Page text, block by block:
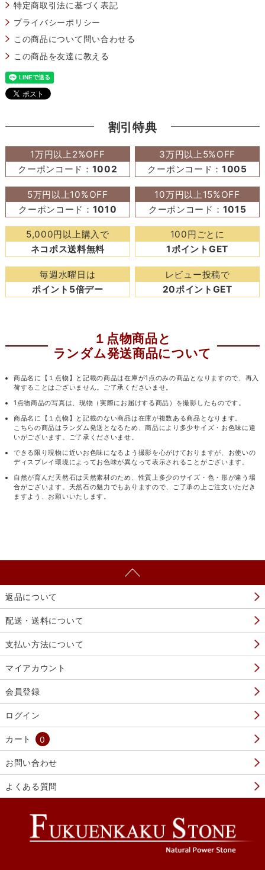
特定商取引法に基づく表記
プライバシーポリシー
この商品について問い合わせる
この商品を友達に教える
割引特典
1万円以上2%OFF
クーポンコード： 1002
3万円以上5%OFF
クーポンコード：1005
5万円以上10%OFF
クーポンコード： 1010
10万円以上15%OFF
クーポンコード： 1015
5,000円以上購入で
ネコポス送料無料
100円ごとに
1ポイントGET
毎週水曜日は
ポイント5倍デー
レビュー投稿で
20ポイントGET
１点物商品と
ランダム発送商品について
商品名に【１点物】と記載の商品は在庫が1点のみの商品となりますので、再入
荷することはございません。ご了承くださいませ。
1点物商品の写真は、現物（実際にお届けする商品）を撮影したものです。
商品名に【１点物】と記載のない商品は在庫が複数ある商品となります。
こちらの商品はランダム発送となるため、商品により多少サイズ・お色味に違
いがございます。ご了承くださいませ。
できる限り現物に近いお色味になるよう撮影を心がけておりますが、お使いの
ディスプレイ環境によってお色味が異なって表示されることがございます。
自然が育んだ天然石は天然素材のため、性質上多少のサイズ・色・形が違う場
合がございます。天然石の魅力でもありますので、ご了承の上ご注文いただき
ますよう、お願いいたします。
返品について
配送・送料について
支払い方法について
マイアカウント
会員登録
ログイン
カート 0
お問い合わせ
よくある質問